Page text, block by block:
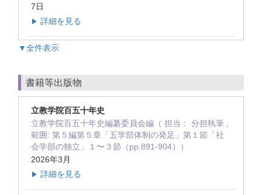
7日
▶ 詳細を見る
▼全件表示
書籍等出版物
立教学院百五十年史
立教学院百五十年史編纂委員会編（ 担当： 分担執筆 ,
範囲: 第５編第５章「五学部体制の発足」第１節「社
会学部の独立」１〜３節（pp.891-904））
2026年3月
▶ 詳細を見る